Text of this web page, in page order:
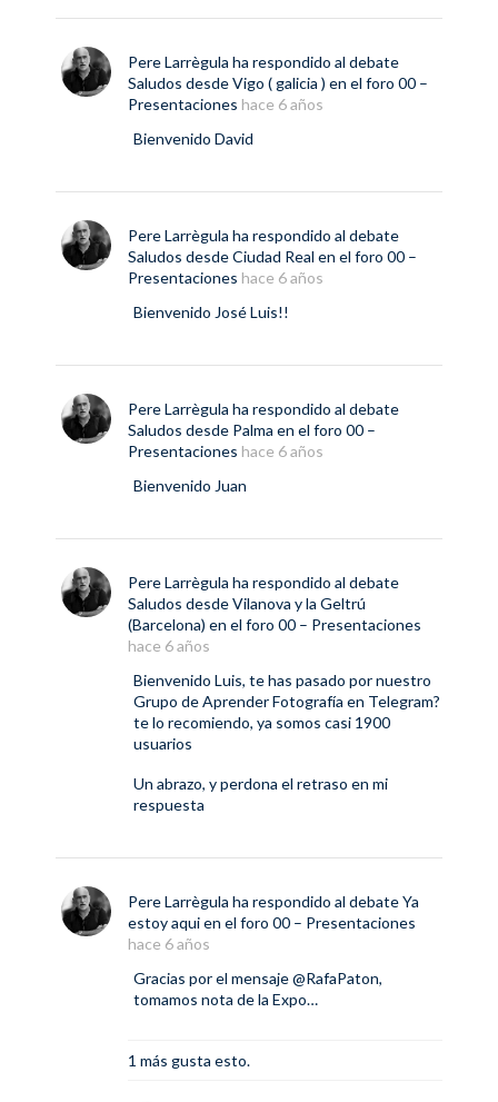
Pere Larrègula ha respondido al debate
Saludos desde Vigo ( galicia ) en el foro 00 –
Presentaciones hace 6 años
Bienvenido David
Pere Larrègula ha respondido al debate
Saludos desde Ciudad Real en el foro 00 –
Presentaciones hace 6 años
Bienvenido José Luis!!
Pere Larrègula ha respondido al debate
Saludos desde Palma en el foro 00 –
Presentaciones hace 6 años
Bienvenido Juan
Pere Larrègula ha respondido al debate
Saludos desde Vilanova y la Geltrú
(Barcelona) en el foro 00 – Presentaciones
hace 6 años
Bienvenido Luis, te has pasado por nuestro
Grupo de Aprender Fotografía en Telegram?
te lo recomiendo, ya somos casi 1900
usuarios
Un abrazo, y perdona el retraso en mi
respuesta
Pere Larrègula ha respondido al debateYa
estoy aquien el foro 00 – Presentaciones
hace 6 años
Gracias por el mensaje@RafaPaton,
tomamos nota de la Expo…
1 más gusta esto.